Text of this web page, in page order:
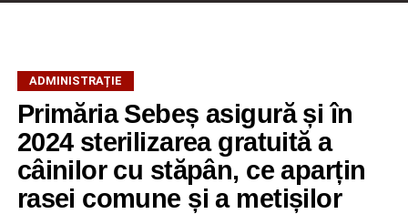
ADMINISTRAȚIE
Primăria Sebeș asigură și în
2024 sterilizarea gratuită a
câinilor cu stăpân, ce aparțin
rasei comune și a metișilor